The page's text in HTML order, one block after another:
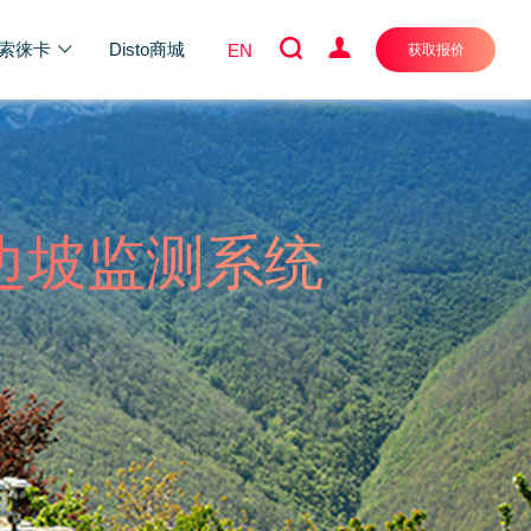
徕卡 Disto商城 EN 获取报价
坡监测系统